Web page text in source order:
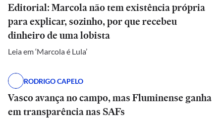
Editorial: Marcola não tem existência própria
para explicar, sozinho, por que recebeu
dinheiro de uma lobista
Leia em ‘Marcola é Lula’
RODRIGO CAPELO
Vasco avança no campo, mas Fluminense ganha
em transparência nas SAFs